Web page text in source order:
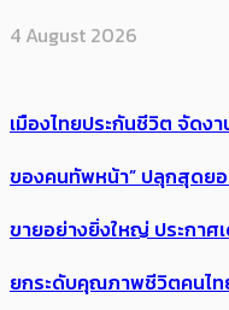
4 August 2026
เมืองไทยประกันชีวิต จัดง
ของคนทัพหน้า” ปลุกสุดย
ขายอย่างยิ่งใหญ่ ประกาศ
ยกระดับคุณภาพชีวิตคนไท